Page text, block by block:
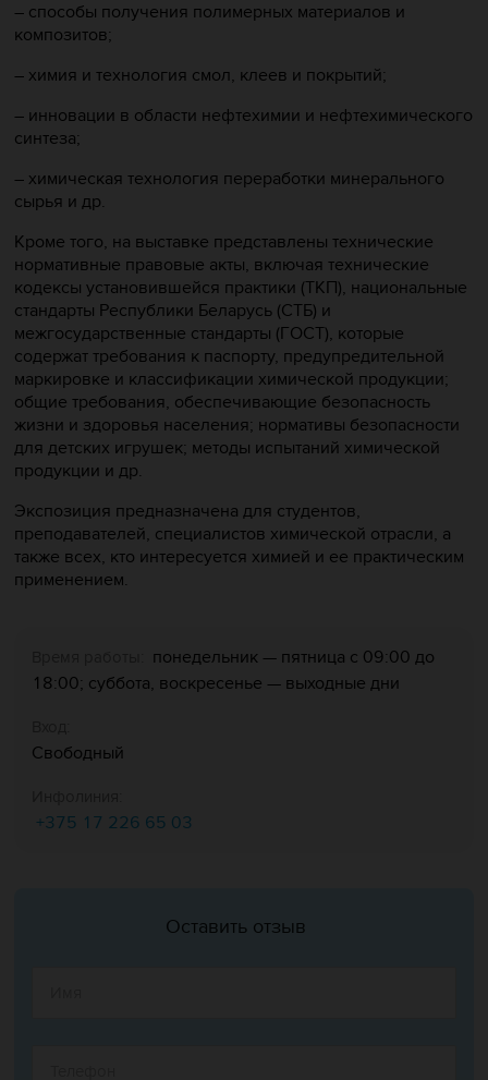
– cпособы получения полимерных материалов и
композитов;
– химия и технология смол, клеев и покрытий;
– инновации в области нефтехимии и нефтехимического
синтеза;
– химическая технология переработки минерального
сырья и др.
Кроме того, на выставке представлены технические
нормативные правовые акты, включая технические
кодексы установившейся практики (ТКП), национальные
стандарты Республики Беларусь (СТБ) и
межгосударственные стандарты (ГОСТ), которые
содержат требования к паспорту, предупредительной
маркировке и классификации химической продукции;
общие требования, обеспечивающие безопасность
жизни и здоровья населения; нормативы безопасности
для детских игрушек; методы испытаний химической
продукции и др.
Экспозиция предназначена для студентов,
преподавателей, специалистов химической отрасли, а
также всех, кто интересуется химией и ее практическим
применением.
понедельник — пятница с 09:00 до
18:00; суббота, воскресенье — выходные дни
Свободный
+375 17 226 65 03
Оставить отзыв